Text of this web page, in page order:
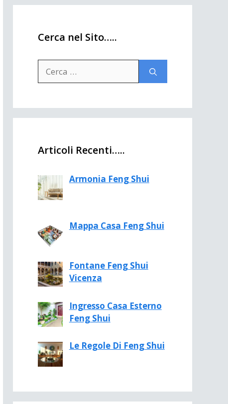
Cerca nel Sito…..
per:
Articoli Recenti…..
Armonia Feng Shui
Mappa Casa Feng Shui
Fontane Feng Shui
Vicenza
Ingresso Casa Esterno
Feng Shui
Le Regole Di Feng Shui